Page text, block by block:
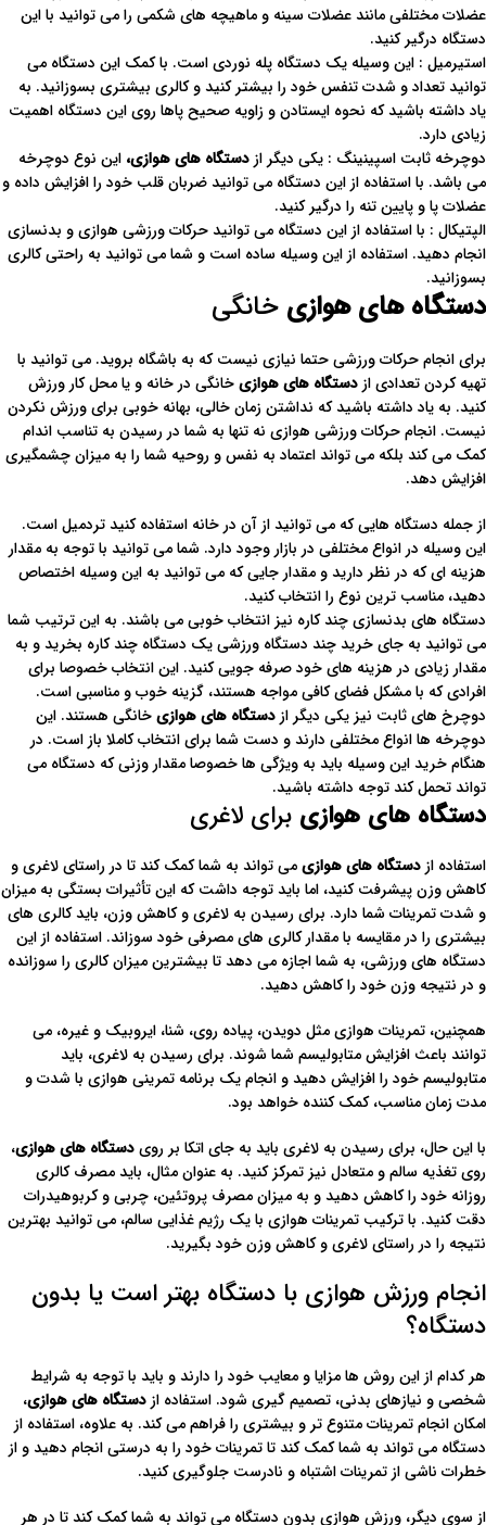
عضلات مختلفی مانند عضلات سینه و ماهیچه های شکمی را می توانید با این
دستگاه درگیر کنید.
استیرمیل : این وسیله یک دستگاه پله نوردی است. با کمک این دستگاه می
توانید تعداد و شدت تنفس خود را بیشتر کنید و کالری بیشتری بسوزانید. به
یاد داشته باشید که نحوه ایستادن و زاویه صحیح پاها روی این دستگاه اهمیت
زیادی دارد.
دوچرخه ثابت اسپینینگ : یکی دیگر از دستگاه های هوازی، این نوع دوچرخه
می باشد. با استفاده از این دستگاه می توانید ضربان قلب خود را افزایش داده و
عضلات پا و پایین تنه را درگیر کنید.
الپتیکال : با استفاده از این دستگاه می توانید حرکات ورزشی هوازی و بدنسازی
انجام دهید. استفاده از این وسیله ساده است و شما می توانید به راحتی کالری
بسوزانید.
دستگاه های هوازی خانگی
برای انجام حرکات ورزشی حتما نیازی نیست که به باشگاه بروید. می توانید با
تهیه کردن تعدادی از دستگاه های هوازیخانگی در خانه و یا محل کار ورزش
کنید. به یاد داشته باشید که نداشتن زمان خالی، بهانه خوبی برای ورزش نکردن
نیست. انجام حرکات ورزشی هوازی نه تنها به شما در رسیدن به تناسب اندام
کمک می کند بلکه می تواند اعتماد به نفس و روحیه شما را به میزان چشمگیری
افزایش دهد.
از جمله دستگاه هایی که می توانید از آن در خانه استفاده کنید تردمیل است.
این وسیله در انواع مختلفی در بازار وجود دارد. شما می توانید با توجه به مقدار
هزینه ای که در نظر دارید و مقدار جایی که می توانید به این وسیله اختصاص
دهید، مناسب ترین نوع را انتخاب کنید.
دستگاه های بدنسازی چند کاره نیز انتخاب خوبی می باشند. به این ترتیب شما
می توانید به جای خرید چند دستگاه ورزشی یک دستگاه چند کاره بخرید و به
مقدار زیادی در هزینه های خود صرفه جویی کنید. این انتخاب خصوصا برای
افرادی که با مشکل فضای کافی مواجه هستند، گزینه خوب و مناسبی است.
دوچرخ های ثابت نیز یکی دیگر از دستگاه های هوازیخانگی هستند. این
دوچرخه ها انواع مختلفی دارند و دست شما برای انتخاب کاملا باز است. در
هنگام خرید این وسیله باید به ویژگی ها خصوصا مقدار وزنی که دستگاه می
تواند تحمل کند توجه داشته باشید.
دستگاه های هوازی برای لاغری
استفاده از دستگاه های هوازیمی تواند به شما کمک کند تا در راستای لاغری و
کاهش وزن پیشرفت کنید، اما باید توجه داشت که این تأثیرات بستگی به میزان
و شدت تمرینات شما دارد. برای رسیدن به لاغری و کاهش وزن، باید کالری های
بیشتری را در مقایسه با مقدار کالری های مصرفی خود سوزاند. استفاده از این
دستگاه های ورزشی، به شما اجازه می دهد تا بیشترین میزان کالری را سوزانده
و در نتیجه وزن خود را کاهش دهید.
همچنین، تمرینات هوازی مثل دویدن، پیاده روی، شنا، ایروبیک و غیره، می
توانند باعث افزایش متابولیسم شما شوند. برای رسیدن به لاغری، باید
متابولیسم خود را افزایش دهید و انجام یک برنامه تمرینی هوازی با شدت و
مدت زمان مناسب، کمک کننده خواهد بود.
با این حال، برای رسیدن به لاغری باید به جای اتکا بر رویدستگاه های هوازی،
روی تغذیه سالم و متعادل نیز تمرکز کنید. به عنوان مثال، باید مصرف کالری
روزانه خود را کاهش دهید و به میزان مصرف پروتئین، چربی و کربوهیدرات
دقت کنید. با ترکیب تمرینات هوازی با یک رژیم غذایی سالم، می توانید بهترین
نتیجه را در راستای لاغری و کاهش وزن خود بگیرید.
انجام ورزش هوازی با دستگاه بهتر است یا بدون
دستگاه؟
هر کدام از این روش ها مزایا و معایب خود را دارند و باید با توجه به شرایط
شخصی و نیازهای بدنی، تصمیم گیری شود. استفاده از دستگاه های هوازی،
امکان انجام تمرینات متنوع تر و بیشتری را فراهم می کند. به علاوه، استفاده از
دستگاه می تواند به شما کمک کند تا تمرینات خود را به درستی انجام دهید و از
خطرات ناشی از تمرینات اشتباه و نادرست جلوگیری کنید.
از سوی دیگر، ورزش هوازی بدون دستگاه می تواند به شما کمک کند تا در هر